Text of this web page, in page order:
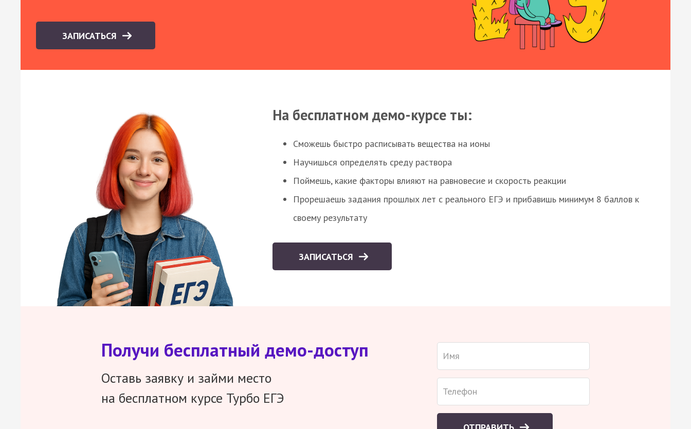
ЗАПИСАТЬСЯ
На бесплатном демо-курсе ты:
Сможешь быстро расписывать вещества на ионы
Научишься определять среду раствора
Поймешь, какие факторы влияют на равновесие и скорость реакции
Прорешаешь задания прошлых лет с реального ЕГЭ и прибавишь минимум 8 баллов к
своему результату
ЗАПИСАТЬСЯ
Получи бесплатный демо-доступ
Оставь заявку и займи место
на бесплатном курсе Турбо ЕГЭ